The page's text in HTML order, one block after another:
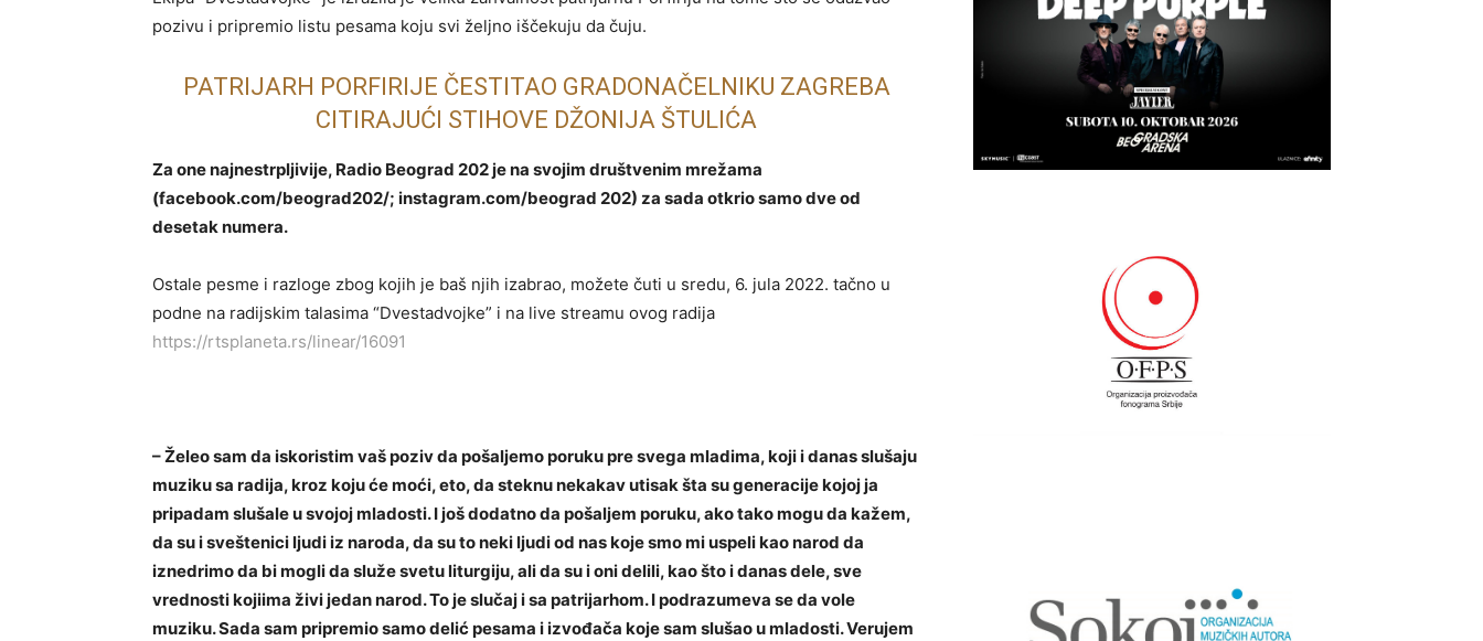
pozivu i pripremio listu pesama koju svi željno iščekuju da čuju.
PATRIJARH PORFIRIJE ČESTITAO GRADONAČELNIKU ZAGREBA
CITIRAJUĆI STIHOVE DŽONIJA ŠTULIĆA
Za one najnestrpljivije, Radio Beograd 202 je na svojim društvenim mrežama
(facebook.com/beograd202/; instagram.com/beograd 202) za sada otkrio samo dve od
desetak numera.
Ostale pesme i razloge zbog kojih je baš njih izabrao, možete čuti u sredu, 6. jula 2022. tačno u
podne na radijskim talasima “Dvestadvojke” i na live streamu ovog radija
https://rtsplaneta.rs/linear/16091
– Želeo sam da iskoristim vaš poziv da pošaljemo poruku pre svega mladima, koji i danas slušaju
muziku sa radija, kroz koju će moći, eto, da steknu nekakav utisak šta su generacije kojoj ja
pripadam slušale u svojoj mladosti. I još dodatno da pošaljem poruku, ako tako mogu da kažem,
da su i sveštenici ljudi iz naroda, da su to neki ljudi od nas koje smo mi uspeli kao narod da
iznedrimo da bi mogli da služe svetu liturgiju, ali da su i oni delili, kao što i danas dele, sve
vrednosti kojiima živi jedan narod. To je slučaj i sa patrijarhom. I podrazumeva se da vole
muziku. Sada sam pripremio samo delić pesama i izvođača koje sam slušao u mladosti. Verujem